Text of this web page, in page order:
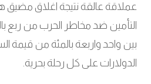
عملاقة عالقة نتيجة اغلاق مضيق
التأمين ضد مخاطر الحرب من ربع
بين واحد واربعة بالمئة من قيمة
الدولارات على كل رحلة بحرية.